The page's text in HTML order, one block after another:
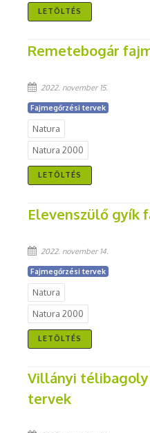
LETÖLTÉS
Remetebogár
2022. november 15.
Fajmegőrzési tervek
Natura
Natura 2000
LETÖLTÉS
Elevenszülő gyík
2022. november 14.
Fajmegőrzési tervek
Natura
Natura 2000
LETÖLTÉS
Villányi
tervek